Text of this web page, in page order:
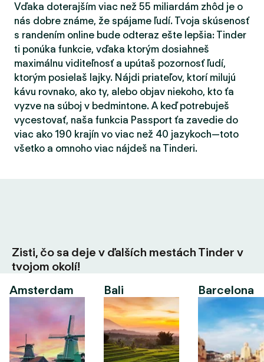
Vďaka doterajším viac než 55 miliardám zhôd je o
nás dobre známe, že spájame ľudí. Tvoja skúsenosť
s randením online bude odteraz ešte lepšia: Tinder
ti ponúka funkcie, vďaka ktorým dosiahneš
maximálnu viditeľnosť a upútaš pozornosť ľudí,
ktorým posielaš lajky. Nájdi priateľov, ktorí milujú
kávu rovnako, ako ty, alebo objav niekoho, kto ťa
vyzve na súboj v bedmintone. A keď potrebuješ
vycestovať, naša funkcia Passport ťa zavedie do
viac ako 190 krajín vo viac než 40 jazykoch—toto
všetko a omnoho viac nájdeš na Tinderi.
Zisti, čo sa deje v ďalších mestách Tinder v
tvojom okolí!
Amsterdam
Bali Barcelona